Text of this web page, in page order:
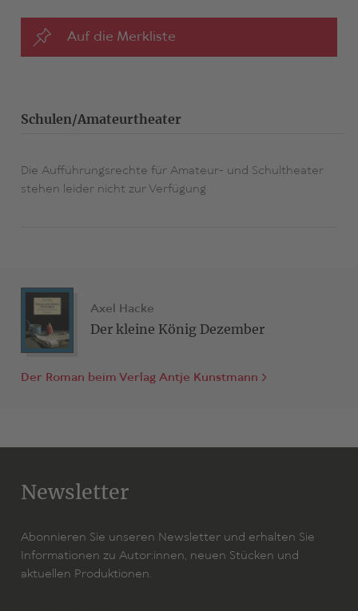
Allgemeine Zeitung)
Auf die Merkliste
Schulen/Amateurtheater
Die Aufführungsrechte für Amateur- und Schultheater
stehen leider nicht zur Verfügung
Axel Hacke
Der kleine König Dezember
Der Roman beim Verlag Antje Kunstmann
Newsletter
Abonnieren Sie unseren Newsletter und erhalten Sie
Informationen zu Autor:innen, neuen Stücken und
aktuellen Produktionen.